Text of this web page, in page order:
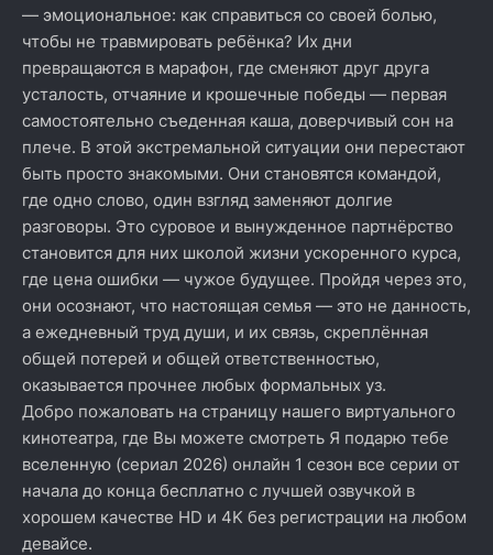
— эмоциональное: как справиться со своей болью,
чтобы не травмировать ребёнка? Их дни
превращаются в марафон, где сменяют друг друга
усталость, отчаяние и крошечные победы — первая
самостоятельно съеденная каша, доверчивый сон на
плече. В этой экстремальной ситуации они перестают
быть просто знакомыми. Они становятся командой,
где одно слово, один взгляд заменяют долгие
разговоры. Это суровое и вынужденное партнёрство
становится для них школой жизни ускоренного курса,
где цена ошибки — чужое будущее. Пройдя через это,
они осознают, что настоящая семья — это не данность,
а ежедневный труд души, и их связь, скреплённая
общей потерей и общей ответственностью,
оказывается прочнее любых формальных уз.
Добро пожаловать на страницу нашего виртуального
кинотеатра, где Вы можете смотреть Я подарю тебе
вселенную (сериал 2026) онлайн 1 сезон все серии от
начала до конца бесплатно с лучшей озвучкой в
хорошем качестве HD и 4K без регистрации на любом
девайсе.